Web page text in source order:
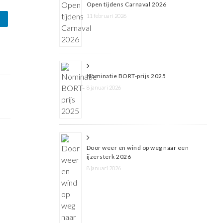
Open tijdens Carnaval 2026
11 februari 2026
Nominatie BORT-prijs 2025
8 januari 2026
Door weer en wind op weg naar een
ijzersterk 2026
8 januari 2026